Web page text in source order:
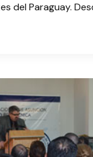
del Paraguay.